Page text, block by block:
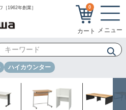
1962年創業］ 0
ハイカウンター